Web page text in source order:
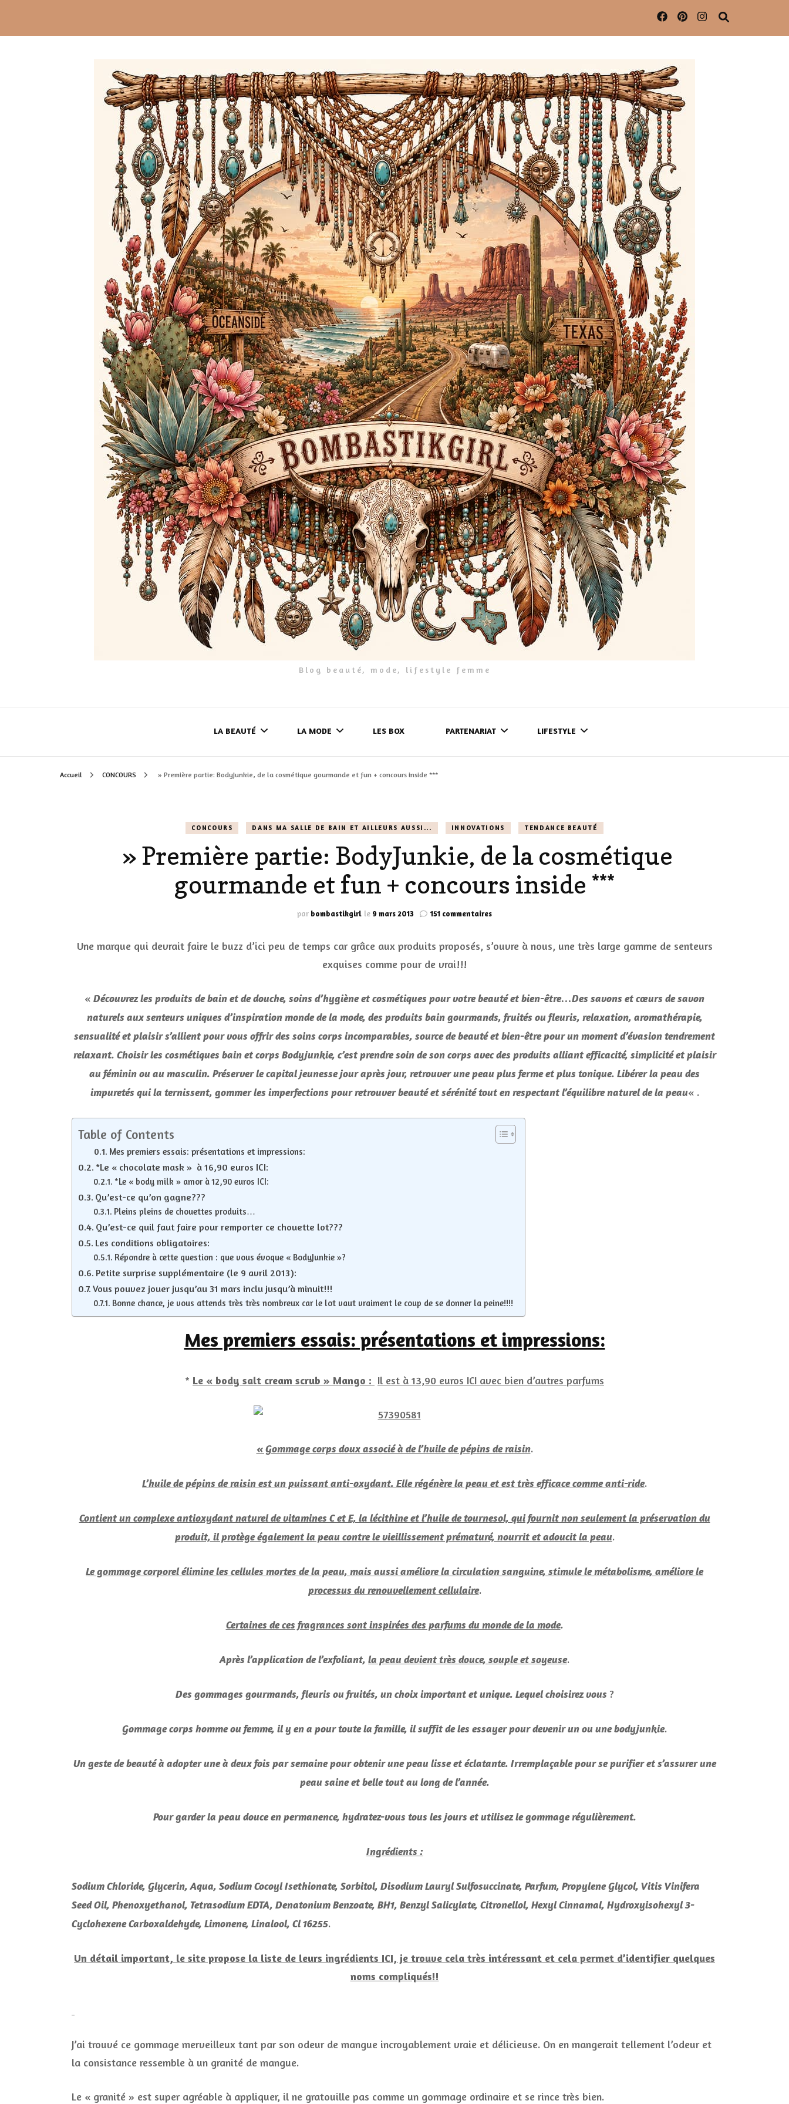
Blog beauté, mode, lifestyle femme
LA BEAUTÉ
LES GELS-DOUCHE
LES DÉOS
LA VIE PLUS SIMPLE…
ACCESSOIRES BIEN
PRATIQUES
LA MODE
MES LOOKS
LES ACCESSOIRES
LES BOX PARTENARIAT
CONFIDENTIALITÉ
LIFESTYLE
CULTURE
DÉCO MAISON
LES VINS
L’AVENT
VIE PRATIQUE
JEUX CONCOURS
Accueil CONCOURS » Première partie: BodyJunkie, de la cosmétique gourmande et fun + concours inside ***
CONCOURS DANS MA SALLE DE BAIN ET AILLEURS AUSSI... INNOVATIONS TENDANCE BEAUTÉ
» Première partie: BodyJunkie, de la cosmétique
gourmande et fun + concours inside ***
par bombastikgirl le 9 mars 2013 151 commentairessur
partie:
cosmétique
et
fun
+
concours
***
Une marque qui devrait faire le buzz d’ici peu de temps car grâce aux produits proposés, s’ouvre à nous, une très large gamme de senteurs
exquises comme pour de vrai!!!
« Découvrez les produits de bain et de douche, soins d’hygiène et cosmétiques pour votre beauté et bien-être…Des savons et cœurs de savon
naturels aux senteurs uniques d’inspiration monde de la mode, des produits bain gourmands, fruités ou fleuris, relaxation, aromathérapie,
sensualité et plaisir s’allient pour vous offrir des soins corps incomparables, source de beauté et bien-être pour un moment d’évasion tendrement
relaxant. Choisir les cosmétiques bain et corps Bodyjunkie, c’est prendre soin de son corps avec des produits alliant efficacité, simplicité et plaisir
au féminin ou au masculin. Préserver le capital jeunesse jour après jour, retrouver une peau plus ferme et plus tonique. Libérer la peau des
impuretés qui la ternissent, gommer les imperfections pour retrouver beauté et sérénité tout en respectant l’équilibre naturel de la peau« .
Table of Contents
Mes premiers essais: présentations et impressions:
*Le « chocolate mask » à 16,90 euros ICI:
*Le « body milk » amor à 12,90 euros ICI:
Qu’est-ce qu’on gagne???
Pleins pleins de chouettes produits…
Qu’est-ce quil faut faire pour remporter ce chouette lot???
Les conditions obligatoires:
Répondre à cette question : que vous évoque « BodyJunkie »?
Petite surprise supplémentaire (le 9 avril 2013):
Vous pouvez jouer jusqu’au 31 mars inclu jusqu’à minuit!!!
Bonne chance, je vous attends très très nombreux car le lot vaut vraiment le coup de se donner la peine!!!!
Mes premiers essais: présentations et impressions:
* Le « body salt cream scrub » Mango : Il est à 13,90 euros ICI avec bien d’autres parfums
« Gommage corps doux associé à de l’huile de pépins de raisin.
L’huile de pépins de raisin est un puissant anti-oxydant. Elle régénère la peau et est très efficace comme anti-ride.
Contient un complexe antioxydant naturel de vitamines C et E, la lécithine et l’huile de tournesol, qui fournit non seulement la préservation du
produit, il protège également la peau contre le vieillissement prématuré, nourrit et adoucit la peau.
Le gommage corporel élimine les cellules mortes de la peau, mais aussi améliore la circulation sanguine, stimule le métabolisme, améliore le
processus du renouvellement cellulaire.
Certaines de ces fragrances sont inspirées des parfums du monde de la mode.
Après l’application de l’exfoliant, la peau devient très douce, souple et soyeuse.
Des gommages gourmands, fleuris ou fruités, un choix important et unique. Lequel choisirez vous ?
Gommage corps homme ou femme, il y en a pour toute la famille, il suffit de les essayer pour devenir un ou une bodyjunkie.
Un geste de beauté à adopter une à deux fois par semaine pour obtenir une peau lisse et éclatante. Irremplaçable pour se purifier et s’assurer une
peau saine et belle tout au long de l’année.
Pour garder la peau douce en permanence, hydratez-vous tous les jours et utilisez le gommage régulièrement.
Ingrédients :
Sodium Chloride, Glycerin, Aqua, Sodium Cocoyl Isethionate, Sorbitol, Disodium Lauryl Sulfosuccinate, Parfum, Propylene Glycol, Vitis Vinifera
Seed Oil, Phenoxyethanol, Tetrasodium EDTA, Denatonium Benzoate, BH1, Benzyl Salicylate, Citronellol, Hexyl Cinnamal, Hydroxyisohexyl 3-
Cyclohexene Carboxaldehyde, Limonene, Linalool, Cl 16255.
Un détail important, le site propose la liste de leurs ingrédients ICI, je trouve cela très intéressant et cela permet d’identifier quelques
noms compliqués!!
J’ai trouvé ce gommage merveilleux tant par son odeur de mangue incroyablement vraie et délicieuse. On en mangerait tellement l’odeur et
la consistance ressemble à un granité de mangue.
Le « granité » est super agréable à appliquer, il ne gratouille pas comme un gommage ordinaire et se rince très bien.